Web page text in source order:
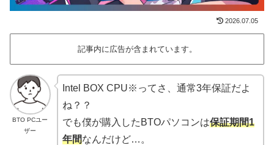
2026.07.05
記事内に広告が含まれています。
BTO PCユー
ザー
Intel BOX CPU※ってさ、通常3年保証だよ
ね？？
でも僕が購入したBTOパソコンは保証期間1
年間なんだけど…。